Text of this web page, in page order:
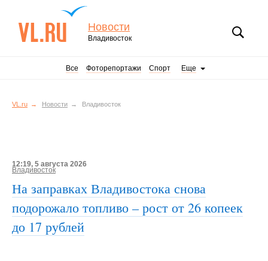
Новости
Владивосток
Все Фоторепортажи Спорт Еще
VL.ru Новости Владивосток
12:19, 5 августа 2026
Владивосток
На заправках Владивостока снова
подорожало топливо – рост от 26 копеек
до 17 рублей